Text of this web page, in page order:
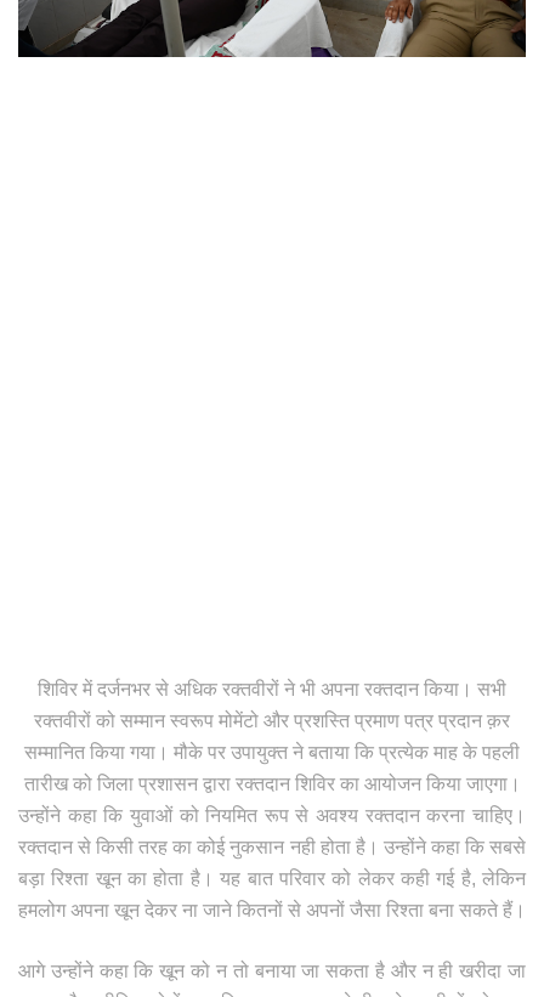
शिविर में दर्जनभर से अधिक रक्तवीरों ने भी अपना रक्तदान किया। सभी
रक्तवीरों को सम्मान स्वरूप मोमेंटो और प्रशस्ति प्रमाण पत्र प्रदान क़र
सम्मानित किया गया। मौके पर उपायुक्त ने बताया कि प्रत्येक माह के पहली
तारीख को जिला प्रशासन द्वारा रक्तदान शिविर का आयोजन किया जाएगा।
उन्होंने कहा कि युवाओं को नियमित रूप से अवश्य रक्तदान करना चाहिए।
रक्तदान से किसी तरह का कोई नुकसान नही होता है। उन्होंने कहा कि सबसे
बड़ा रिश्ता खून का होता है। यह बात परिवार को लेकर कही गई है, लेकिन
हमलोग अपना खून देकर ना जाने कितनों से अपनों जैसा रिश्ता बना सकते हैं।
आगे उन्होंने कहा कि खून को न तो बनाया जा सकता है और न ही खरीदा जा